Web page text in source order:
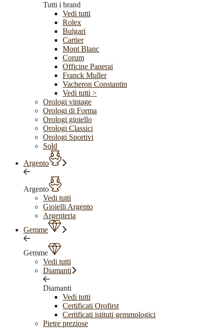
Tutti i brand
Vedi tutti
Rolex
Bulgari
Cartier
Mont Blanc
Corum
Officine Panerai
Franck Muller
Vacheron Constantin
Vedi tutti >
Orologi vintage
Orologi di Forma
Orologi gioiello
Orologi Classici
Orologi Sportivi
Sold
Argento
Argento
Vedi tutti
Gioielli Argento
Argenteria
Gemme
Gemme
Vedi tutti
Diamanti
Diamanti
Vedi tutti
Certificati Orofirst
Certificati istituti gemmologici
Pietre preziose